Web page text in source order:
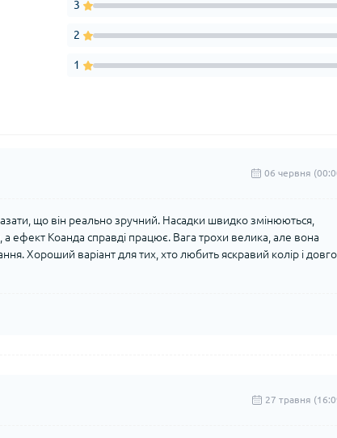
3
2
1
06 червня
що він реально зручний. Насадки швидко змінюються,
а ефект Коанда справді працює. Вага трохи велика, але вона
Хороший варіант для тих, хто любить яскравий колір і довго
27 травня